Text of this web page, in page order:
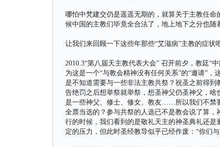
哪怕中梵建交仍是遥遥无期的，就算关于主教任
候中国的主教们毕竟全合法了，地上地下之分也
让我们来回顾一下这些年那些“艾滋病”主教的症状
2010.3“第八届天主教代表大会” 召开前夕，教廷“
为这是一个“与教会精神没有任何关系”的“邀请”
是不知道需要与一些非法主教共祭？祝圣之前得
告绝罚之后想举祭就举祭，想圣神父仍圣神父，
是一些神父、修士、修女、教友……所以我们不禁
全票当选的？参与共祭的人选已不是教会说了算
行的时候，我们看到的是敬礼天主的神圣典礼还
定的压力，但此时圣经教导似乎已经作废：“你们